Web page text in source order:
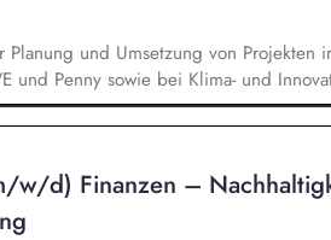
und Umsetzung von Projekten
und Penny sowie bei Klima- und
externen Kommunikation zu
und Entscheidungsvorlagen und
Nachhaltigkeitsaktivitäten ein. Du
Teilprojekte und definierte
w/d) Finanzen –